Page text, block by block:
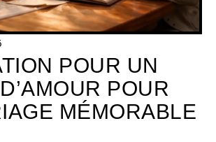
POUR UN
POUR
MÉMORABLE